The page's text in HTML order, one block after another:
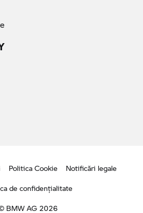
Politica Cookie
Notificări legale
de confidenţialitate
BMW AG 2026